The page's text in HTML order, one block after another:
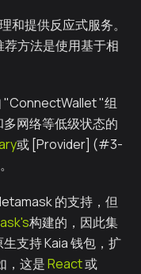
和提供反应式服务。
荐方法是使用基于相
"ConnectWallet "组
网络等低级状态的
或 [Provider] (#3-
的支持，但
构建的，因此集
支持 Kaia 钱包，扩
，这是React或